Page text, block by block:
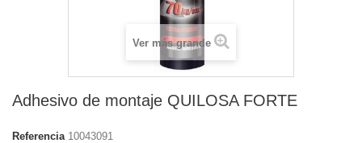
Ver más grande
Adhesivo de montaje QUILOSA FORTE
Referencia 10043091